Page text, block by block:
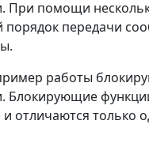
При помощи
порядок передачи
работы
Блокирующие
и отличаются